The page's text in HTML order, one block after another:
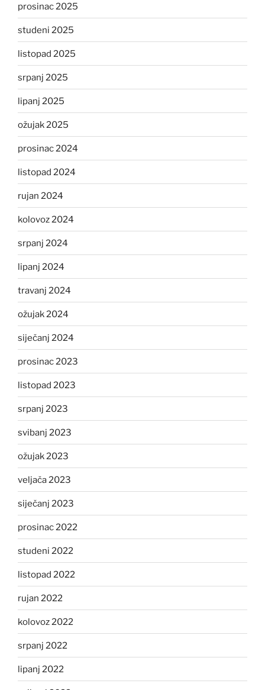
prosinac 2025
studeni 2025
listopad 2025
srpanj 2025
lipanj 2025
ožujak 2025
prosinac 2024
listopad 2024
rujan 2024
kolovoz 2024
srpanj 2024
lipanj 2024
travanj 2024
ožujak 2024
siječanj 2024
prosinac 2023
listopad 2023
srpanj 2023
svibanj 2023
ožujak 2023
veljača 2023
siječanj 2023
prosinac 2022
studeni 2022
listopad 2022
rujan 2022
kolovoz 2022
srpanj 2022
lipanj 2022